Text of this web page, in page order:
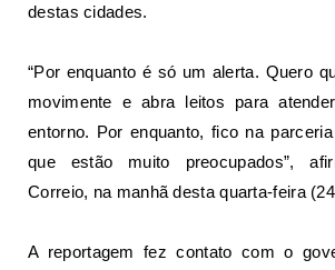
destas cidades.
“Por enquanto é só um alerta. Quero
movimente e abra leitos para
entorno. Por enquanto, fico na
que estão muito preocupados”,
Correio, na manhã desta quarta-feira
A reportagem fez contato como